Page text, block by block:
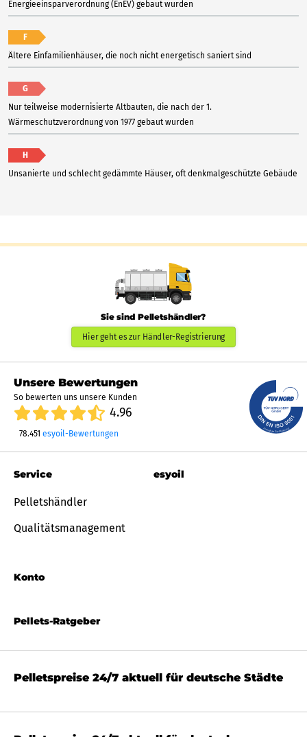
Energieeinsparverordnung (EnEV) gebaut wurden
F
Ältere Einfamilienhäuser, die noch nicht energetisch saniert sind
G
Nur teilweise modernisierte Altbauten, die nach der 1.
Wärmeschutzverordnung von 1977 gebaut wurden
H
Unsanierte und schlecht gedämmte Häuser, oft denkmalgeschützte Gebäude
Sie sind Pelletshändler?
Hier geht es zur Händler-Registrierung
Unsere Bewertungen
So bewerten uns unsere Kunden
4.96
78.451 esyoil-Bewertungen
Pellets-Ratgeber
Service
Pelletshändler
Qualitätsmanagement
Konto
esyoil
Pelletspreise 24/7 aktuell für deutsche Städte